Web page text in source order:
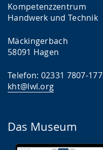
Kompetenzzentrum
Handwerk und Technik
Mäckingerbach
58091 Hagen
Telefon: 02331 7807-177
kht@lwl.org
Das Museum